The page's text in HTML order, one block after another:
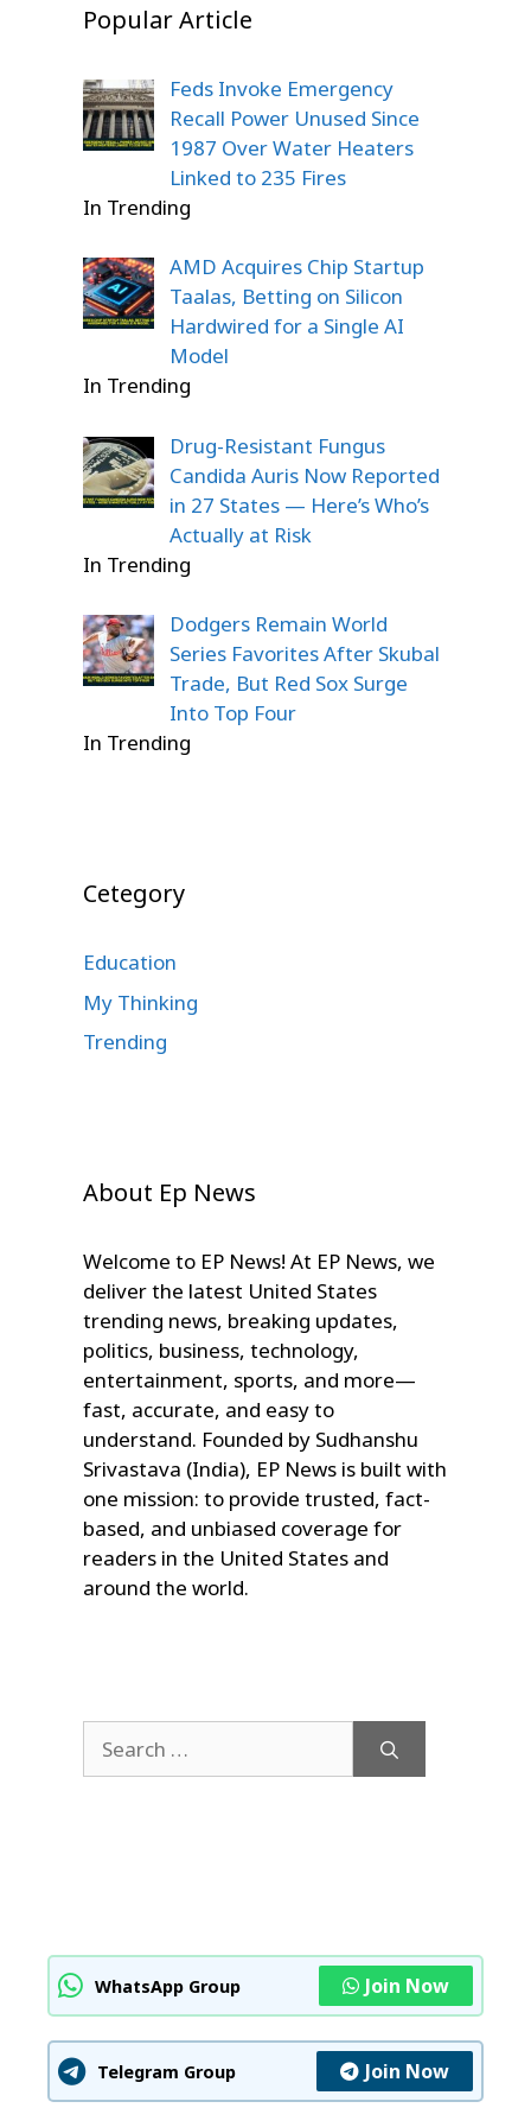
Popular Article
Feds Invoke Emergency
Recall Power Unused Since
1987 Over Water Heaters
Linked to 235 Fires
In Trending
AMD Acquires Chip Startup
Taalas, Betting on Silicon
Hardwired for a Single AI
Model
In Trending
Drug-Resistant Fungus
Candida Auris Now Reported
in 27 States — Here’s Who’s
Actually at Risk
In Trending
Dodgers Remain World
Series Favorites After Skubal
Trade, But Red Sox Surge
Into Top Four
In Trending
Cetegory
Education
My Thinking
Trending
About Ep News
Welcome to EP News! At EP News, we
deliver the latest United States
trending news, breaking updates,
politics, business, technology,
entertainment, sports, and more—
fast, accurate, and easy to
understand. Founded by Sudhanshu
Srivastava (India), EP News is built with
one mission: to provide trusted, fact-
based, and unbiased coverage for
readers in the United States and
around the world.
for:
WhatsApp Group Join Now
Telegram Group Join Now